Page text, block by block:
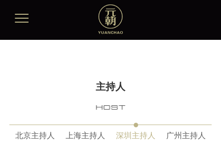
主持人
北京主持人 上海主持人 深圳主持人 广州主持人